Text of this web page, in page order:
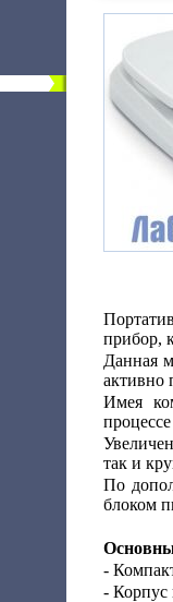
прибор,
Данная
активно
Имея
так и
По
блоком
-
- Корпус